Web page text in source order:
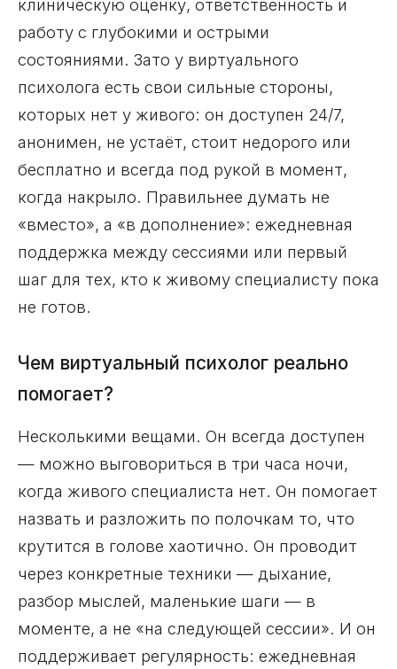
клиническую оценку, ответственность и
работу с глубокими и острыми
состояниями. Зато у виртуального
психолога есть свои сильные стороны,
которых нет у живого: он доступен 24/7,
анонимен, не устаёт, стоит недорого или
бесплатно и всегда под рукой в момент,
когда накрыло. Правильнее думать не
«вместо», а «в дополнение»: ежедневная
поддержка между сессиями или первый
шаг для тех, кто к живому специалисту пока
не готов.
Чем виртуальный психолог реально
помогает?
Несколькими вещами. Он всегда доступен
— можно выговориться в три часа ночи,
когда живого специалиста нет. Он помогает
назвать и разложить по полочкам то, что
крутится в голове хаотично. Он проводит
через конкретные техники — дыхание,
разбор мыслей, маленькие шаги — в
моменте, а не «на следующей сессии». И он
поддерживает регулярность: ежедневная